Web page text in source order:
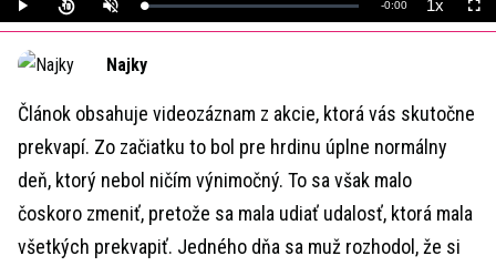
Play UnmuteLoaded:
0%
Remaining
-0:00 1xPlayback
Rate
Najky
Článok obsahuje videozáznam z akcie, ktorá vás skutočne
prekvapí. Zo začiatku to bol pre hrdinu úplne normálny
deň, ktorý nebol ničím výnimočný. To sa však malo
čoskoro zmeniť, pretože sa mala udiať udalosť, ktorá mala
všetkých prekvapiť. Jedného dňa sa muž rozhodol, že si